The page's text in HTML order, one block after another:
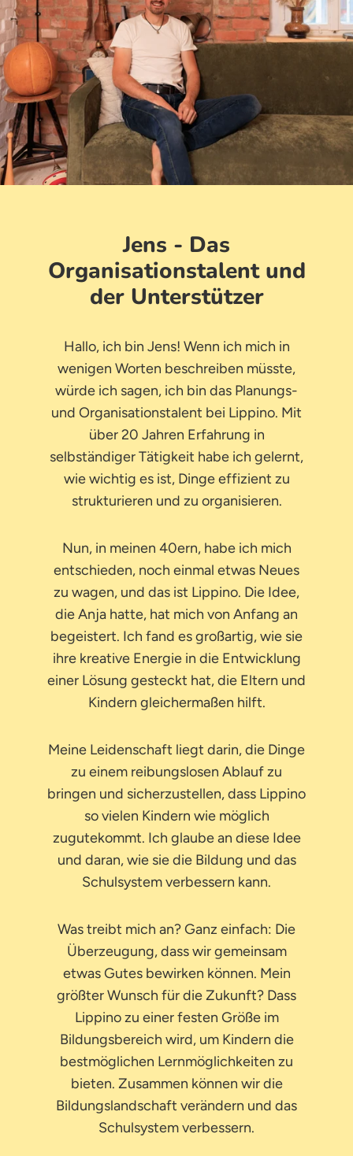
Jens - Das
Organisationstalent und
der Unterstützer
Hallo, ich bin Jens! Wenn ich mich in
wenigen Worten beschreiben müsste,
würde ich sagen, ich bin das Planungs-
und Organisationstalent bei Lippino. Mit
über 20 Jahren Erfahrung in
selbständiger Tätigkeit habe ich gelernt,
wie wichtig es ist, Dinge effizient zu
strukturieren und zu organisieren.
Nun, in meinen 40ern, habe ich mich
entschieden, noch einmal etwas Neues
zu wagen, und das ist Lippino. Die Idee,
die Anja hatte, hat mich von Anfang an
begeistert. Ich fand es großartig, wie sie
ihre kreative Energie in die Entwicklung
einer Lösung gesteckt hat, die Eltern und
Kindern gleichermaßen hilft.
Meine Leidenschaft liegt darin, die Dinge
zu einem reibungslosen Ablauf zu
bringen und sicherzustellen, dass Lippino
so vielen Kindern wie möglich
zugutekommt. Ich glaube an diese Idee
und daran, wie sie die Bildung und das
Schulsystem verbessern kann.
Was treibt mich an? Ganz einfach: Die
Überzeugung, dass wir gemeinsam
etwas Gutes bewirken können. Mein
größter Wunsch für die Zukunft? Dass
Lippino zu einer festen Größe im
Bildungsbereich wird, um Kindern die
bestmöglichen Lernmöglichkeiten zu
bieten. Zusammen können wir die
Bildungslandschaft verändern und das
Schulsystem verbessern.